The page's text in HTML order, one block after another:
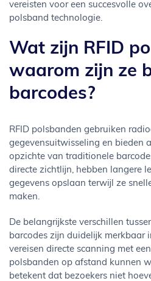
vereisten voor een succesvolle
polsband technologie.
Wat zijn RFID
waarom zijn ze
barcodes?
RFID polsbanden gebruiken
gegevensuitwisseling en bieden
opzichte van traditionele
directe zichtlijn, hebben langere
gegevens opslaan terwijl ze
maken.
De belangrijkste verschillen
barcodes zijn duidelijk merkbaar
vereisen directe scanning met
polsbanden op afstand kunnen
betekent dat bezoekers niet